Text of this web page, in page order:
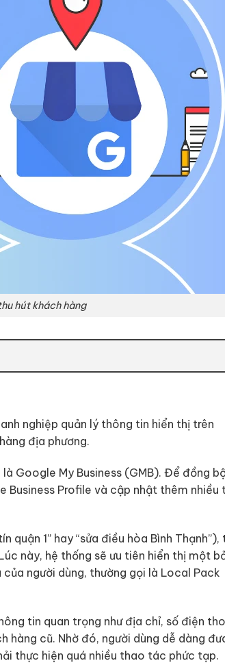
hút khách hàng
nghiệp quản lý thông tin hiển thị trên
địa phương.
Google My Business (GMB). Để đồng
Profile và cập nhật thêm nhiều
1” hay “sửa điều hòa Bình Thạnh”),
này, hệ thống sẽ ưu tiên hiển thị một
người dùng, thường gọi là Local Pack
tin quan trọng như địa chỉ, số điện
cũ. Nhờ đó, người dùng dễ dàng
thực hiện quá nhiều thao tác phức tạp.